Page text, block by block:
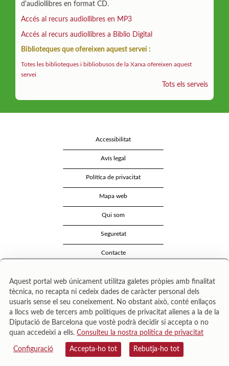
d'audiollibres en format CD.
Accés al recurs audiollibres en MP3
Accés al recurs audiollibres a Biblio Digital
Biblioteques que ofereixen aquest servei :
Totes les biblioteques i bibliobusos de la Xarxa ofereixen aquest
servei
Tots els serveis
Accessibilitat
Avís legal
Política de privacitat
Mapa web
Qui som
Seguretat
Contacte
Área de Cultura – Gerència de Serveis de Biblioteques. Zamora, 73. 08018 Barcelona. Tel:
943 022 222.
© Il·lustracions: Txesco Montalt · Esther Pradell · Agustín Comotto · David Maynar · Pam
Aquest portal web únicament utilitza galetes pròpies amb finalitat
tècnica, no recapta ni cedeix dades de caràcter personal dels
usuaris sense el seu coneixement. No obstant això, conté enllaços
a llocs web de tercers amb polítiques de privacitat alienes a la de la
Diputació de Barcelona que vostè podrà decidir si accepta o no
quan accedeixi a ells. Consulteu la nostra política de privacitat
Configuració Accepta-ho tot Rebutja-ho tot